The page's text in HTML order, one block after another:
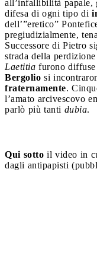
all’infallibilità papale,
difesa di ogni tipo di
dell’”eretico”
pregiudizialmente,
Successore di Pietro
strada della
Laetitia furono
Bergolio si
fraternamente.
l’amato arcivescovo
parlò più tanti dubia.
Qui sotto il video in
dagli antipapisti